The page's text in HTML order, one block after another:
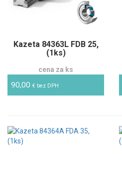
Kazeta 84363L FDB 25,
(1ks)
cena za ks
90,00 € bez DPH